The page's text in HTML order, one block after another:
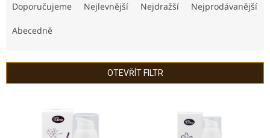
r
Doporučujeme Nejlevnější Nejdražší Nejprodávanější
Abecedně
OTEVŘÍT FILTR